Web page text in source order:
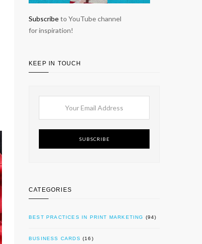
Subscribeto YouTube channel
for inspiration!
KEEP IN TOUCH
SUBSCRIBE
CATEGORIES
BEST PRACTICES IN PRINT MARKETING (94)
BUSINESS CARDS (16)